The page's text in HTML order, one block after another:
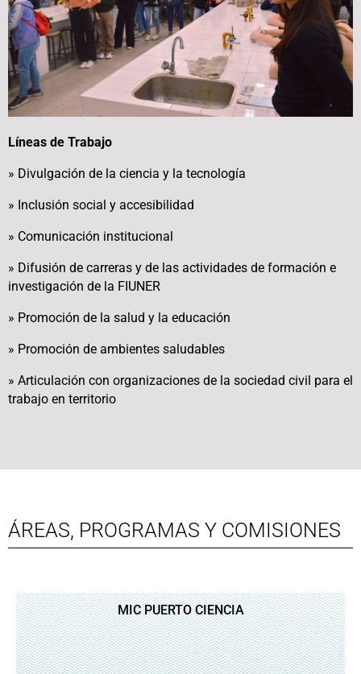
Líneas de Trabajo
» Divulgación de la ciencia y la tecnología
» Inclusión social y accesibilidad
» Comunicación institucional
» Difusión de carreras y de las actividades de formación e
investigación de la FIUNER
» Promoción de la salud y la educación
» Promoción de ambientes saludables
» Articulación con organizaciones de la sociedad civil para el
trabajo en territorio
ÁREAS, PROGRAMAS Y COMISIONES
MIC PUERTO CIENCIA